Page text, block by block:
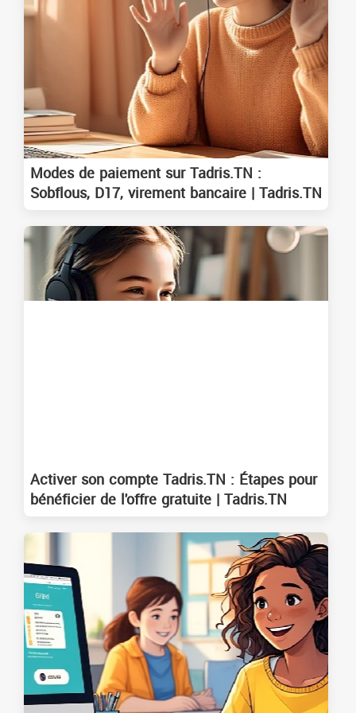
Modes de paiement sur Tadris.TN :
Sobflous, D17, virement bancaire | Tadris.TN
Activer son compte Tadris.TN : Étapes pour
bénéficier de l'offre gratuite | Tadris.TN